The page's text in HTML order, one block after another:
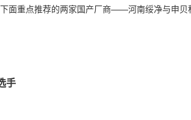
面重点推荐的两家国产厂商——河南绥净与申贝
手